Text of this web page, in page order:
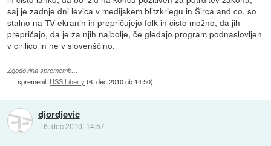
saj je zadnje dni levica v medijskem blitzkriegu in Širca and co. so
stalno na TV ekranih in prepričujejo folk in čisto možno, da jih
prepričajo, da je za njih najbolje, če gledajo program podnaslovljen
v cirilico in ne v slovenščino.
Zgodovina sprememb…
spremenil: USS Liberty (6. dec 2010 ob 14:50)
djordjevic
::6. dec 2010, 14:57